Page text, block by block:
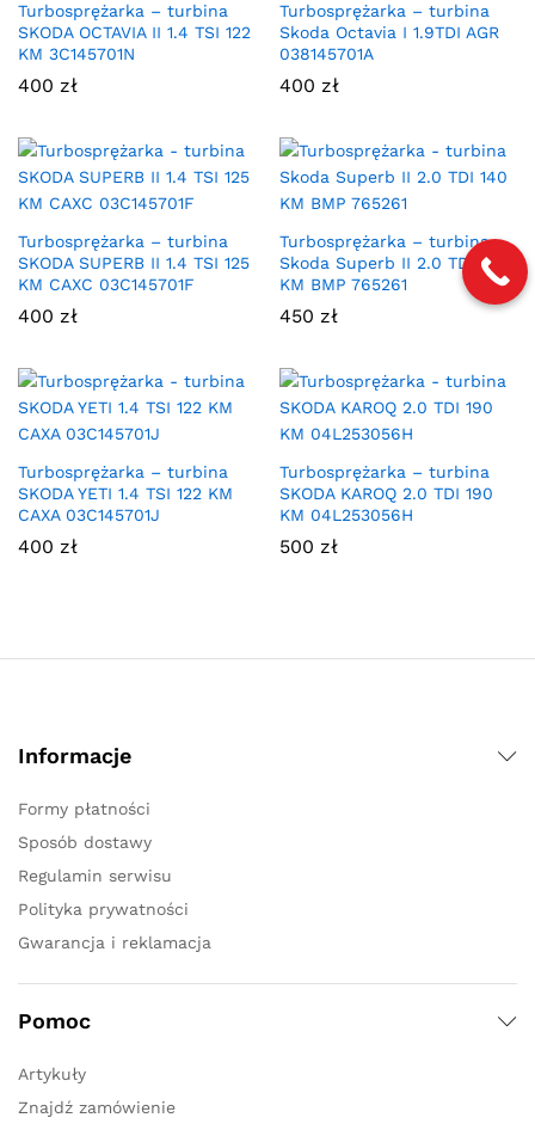
Turbosprężarka – turbina
SKODA OCTAVIA II 1.4 TSI 122
KM 3C145701N
400 zł
Turbosprężarka – turbina
Skoda Octavia I 1.9TDI AGR
038145701A
400 zł
Turbosprężarka – turbina
SKODA SUPERB II 1.4 TSI 125
KM CAXC 03C145701F
400 zł
Turbosprężarka – turbina
Skoda Superb II 2.0 TDI 140
KM BMP 765261
450 zł
Turbosprężarka – turbina
SKODA YETI 1.4 TSI 122 KM
CAXA 03C145701J
400 zł
Turbosprężarka – turbina
SKODA KAROQ 2.0 TDI 190
KM 04L253056H
500 zł
Informacje
Formy płatności
Sposób dostawy
Regulamin serwisu
Polityka prywatności
Gwarancja i reklamacja
Pomoc
Artykuły
Znajdź zamówienie